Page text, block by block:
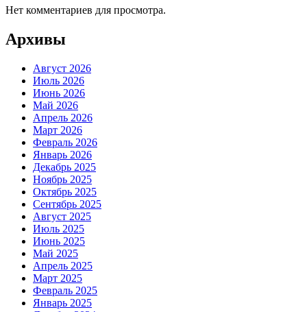
Нет комментариев для просмотра.
Архивы
Август 2026
Июль 2026
Июнь 2026
Май 2026
Апрель 2026
Март 2026
Февраль 2026
Январь 2026
Декабрь 2025
Ноябрь 2025
Октябрь 2025
Сентябрь 2025
Август 2025
Июль 2025
Июнь 2025
Май 2025
Апрель 2025
Март 2025
Февраль 2025
Январь 2025